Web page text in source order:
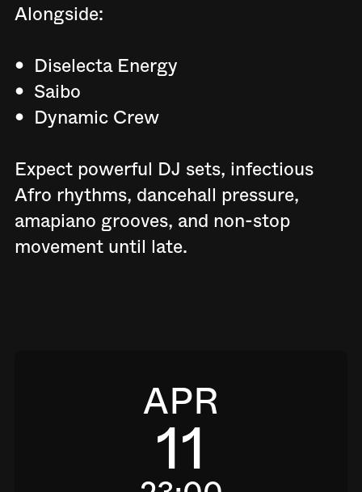
Alongside:
•⁠ ⁠Diselecta Energy
•⁠ ⁠⁠Saibo
•⁠ ⁠Dynamic Crew
Expect powerful DJ sets, infectious
Afro rhythms, dancehall pressure,
amapiano grooves, and non-stop
movement until late.
APR
11